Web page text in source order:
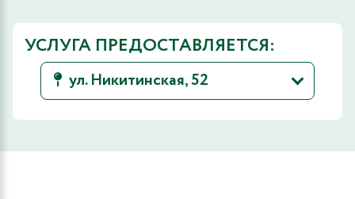
УСЛУГА ПРЕДОСТАВЛЯЕТСЯ:
ул. Никитинская, 52